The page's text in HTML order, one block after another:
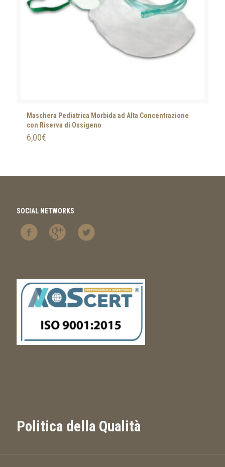
Maschera Pediatrica Morbida ad Alta Concentrazione
con Riserva di Ossigeno
6,00€
SOCIAL NETWORKS
Politica della Qualità